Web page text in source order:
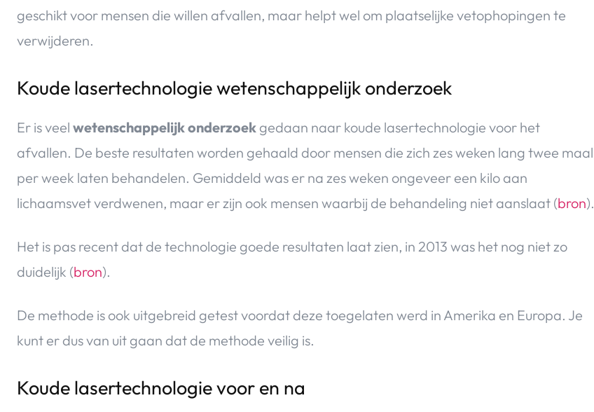
geschikt voor mensen die willen afvallen, maar helpt wel om plaatselijke vetophopingen te
verwijderen.
Koude lasertechnologie wetenschappelijk onderzoek
Er is veel wetenschappelijk onderzoek gedaan naar koude lasertechnologie voor het
afvallen. De beste resultaten worden gehaald door mensen die zich zes weken lang twee maal
per week laten behandelen. Gemiddeld was er na zes weken ongeveer een kilo aan
lichaamsvet verdwenen, maar er zijn ook mensen waarbij de behandeling niet aanslaat (bron).
Het is pas recent dat de technologie goede resultaten laat zien, in 2013 was het nog niet zo
duidelijk (bron).
De methode is ook uitgebreid getest voordat deze toegelaten werd in Amerika en Europa. Je
kunt er dus van uit gaan dat de methode veilig is.
Koude lasertechnologie voor en na